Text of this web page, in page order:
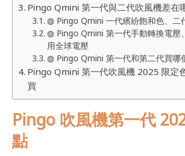
Pingo Qmini 第一代與二代吹風機差在
◍ Pingo Qmini 一代繽紛飽和色、二
◍ Pingo Qmini 第一代手動轉換電壓
用全球電壓
◍ Pingo Qmini 第一代和第二代買哪
Pingo Qmini 第一代吹風機 2025 限定
買
Pingo 吹風機第一代
點